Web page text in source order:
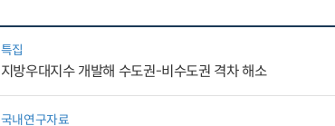
특집
지방우대지수 개발해 수도권-비수도권 격차 해소
국내연구자료